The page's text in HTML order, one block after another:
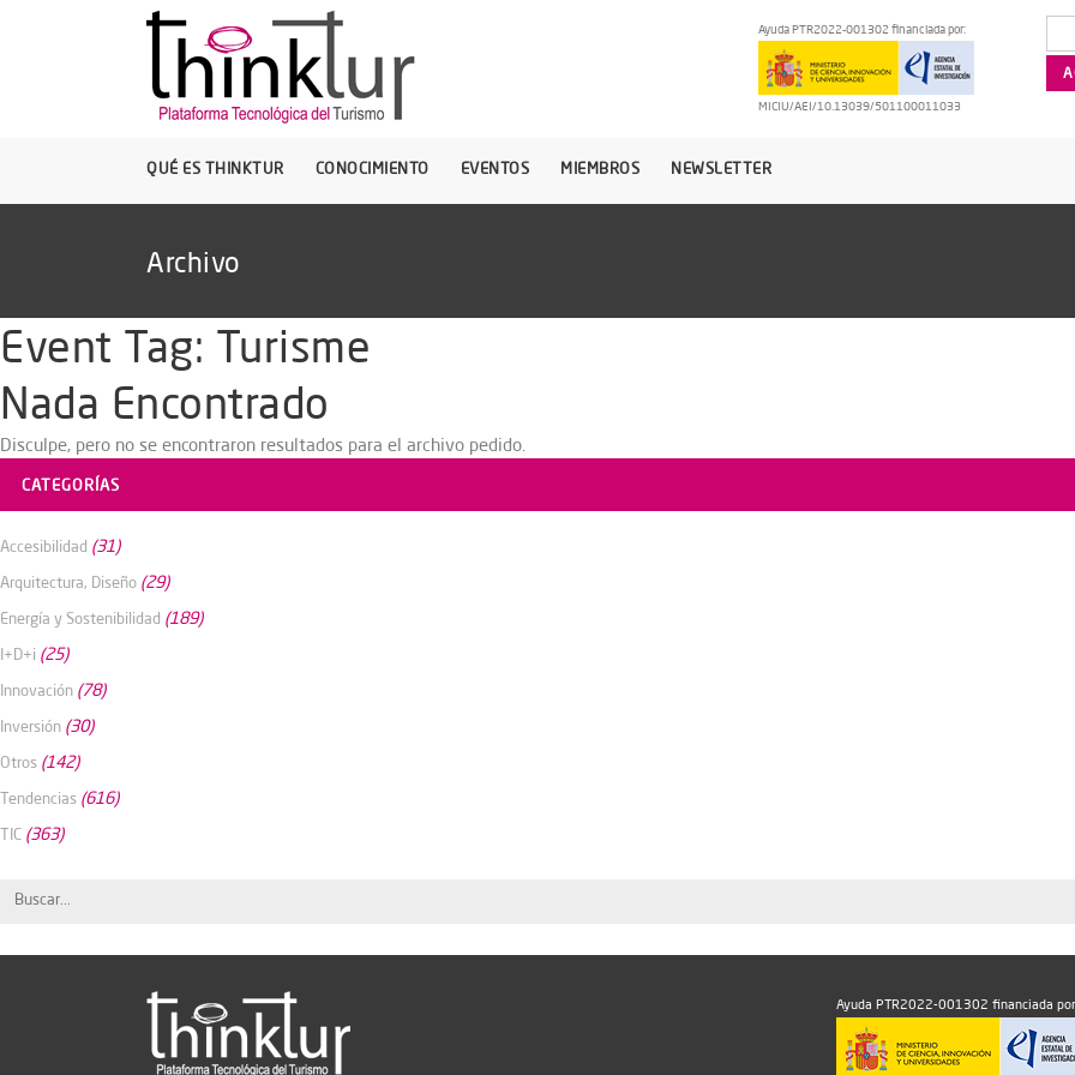
Ayuda PTR2022-001302 financiada por:
MICIU/AEI/10.13039/501100011033
QUÉ ES THINKTUR CONOCIMIENTO EVENTOS MIEMBROS NEWSLETTER
Archivo
Event Tag: Turisme
Nada Encontrado
Disculpe, pero no se encontraron resultados para el archivo pedido.
CATEGORÍAS
Accesibilidad (31)
Arquitectura, Diseño (29)
Energía y Sostenibilidad (189)
I+D+i (25)
Innovación (78)
Inversión (30)
Otros (142)
Tendencias (616)
TIC (363)
Ayuda PTR2022-001302 financiada